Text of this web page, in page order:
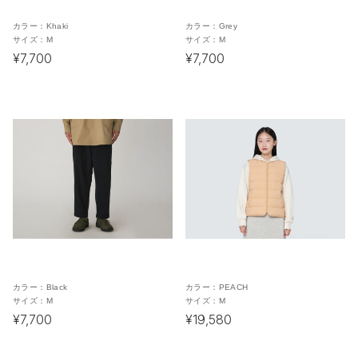
カラー： Khaki
サイズ： M
¥7,700
カラー： Grey
サイズ： M
¥7,700
カラー： Black
サイズ： M
¥7,700
カラー： PEACH
サイズ： M
¥19,580